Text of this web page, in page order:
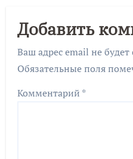
Добавить
Ваш адрес email не
Обязательные поля
Комментарий *